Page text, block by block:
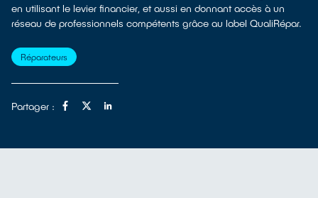
en utilisant le levier financier, et aussi en donnant accès à un
réseau de professionnels compétents grâce au label QualiRépar.
Réparateurs
Partager :